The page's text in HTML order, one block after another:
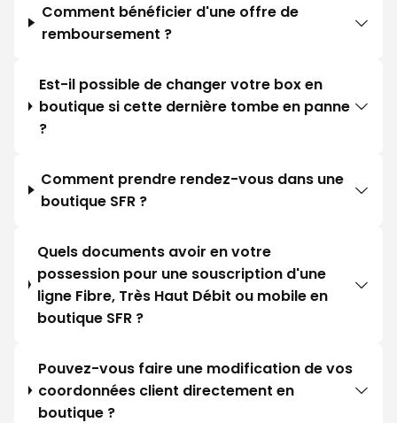
Comment bénéficier d'une offre de
remboursement ?
Est-il possible de changer votre box en
boutique si cette dernière tombe en panne
?
Comment prendre rendez-vous dans une
boutique SFR ?
Quels documents avoir en votre
possession pour une souscription d'une
ligne Fibre, Très Haut Débit ou mobile en
boutique SFR ?
Pouvez-vous faire une modification de vos
coordonnées client directement en
boutique ?